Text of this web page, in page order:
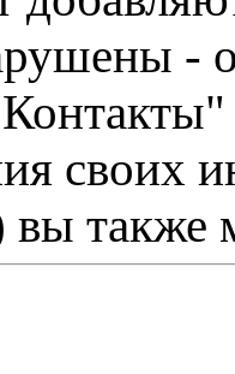
-
своих
вы также